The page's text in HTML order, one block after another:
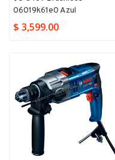
06019k61e0 Azul
$ 3,599.00